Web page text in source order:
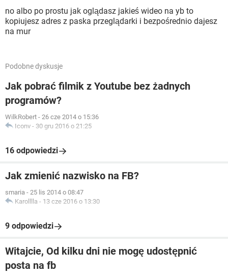
no albo po prostu jak oglądasz jakieś wideo na yb to
kopiujesz adres z paska przeglądarki i bezpośrednio dajesz
na mur
Podobne dyskusje
Jak pobrać filmik z Youtube bez żadnych
programów?
WilkRobert - 26 cze 2014 o 15:36
Iconv - 30 gru 2016 o 21:25
16 odpowiedzi
Jak zmienić nazwisko na FB?
smaria - 25 lis 2014 o 08:47
Karolllla - 13 cze 2016 o 13:30
9 odpowiedzi
Witajcie, Od kilku dni nie mogę udostępnić
posta na fb